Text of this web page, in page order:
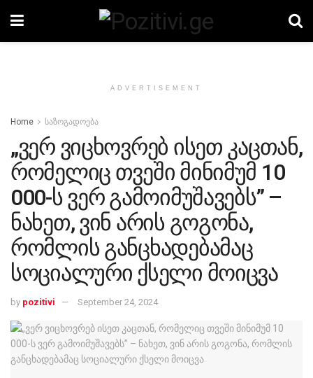
ADVERTISEMENT
Home საზოგადოება
„ვერ ვიცხოვრებ ისეთ კაცთან,
რომელიც თვეში მინიმუმ 10
000-ს ვერ გამოიმუშავებს” –
ნახეთ, ვინ არის გოგონა,
რომლის განცხადებამაც
სოციალური ქსელი მოიცვა
by pozitivi September 24, 2024